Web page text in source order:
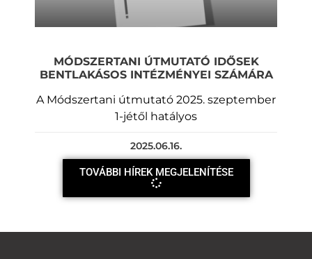
MÓDSZERTANI ÚTMUTATÓ IDŐSEK
BENTLAKÁSOS INTÉZMÉNYEI SZÁMÁRA
A Módszertani útmutató 2025. szeptember
1-jétől hatályos
2025.06.16.
TOVÁBBI HÍREK MEGJELENÍTÉSE